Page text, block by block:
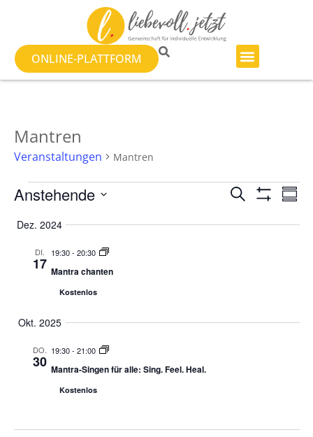
ONLINE-PLATTFORM
Mantren
Veranstaltungen Mantren
Suche
SUCHE
Anstehende
auswählen.
Dez. 2024
DI.
17
19:30- 20:30
Mantra chanten
Kostenlos
Okt. 2025
DO.
30
19:30- 21:00
Mantra-Singen für alle: Sing. Feel. Heal.
Kostenlos